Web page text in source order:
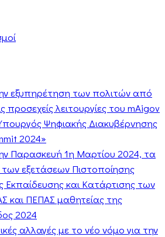
εξυπηρέτηση των πολιτών από
προσεχείς λειτουργίες του mAigov
Ψηφιακής Διακυβέρνησης
2024»
Παρασκευή 1η Μαρτίου 2024, τα
εξετάσεων Πιστοποίησης
Εκπαίδευσης και Κατάρτισης των
και ΠΕΠΑΣ μαθητείας της
2024
αλλαγές με το νέο νόμο για την